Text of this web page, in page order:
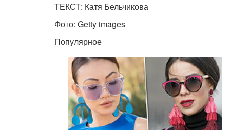
ТЕКСТ: Катя Бельчикова
Фото: Getty images
Популярное